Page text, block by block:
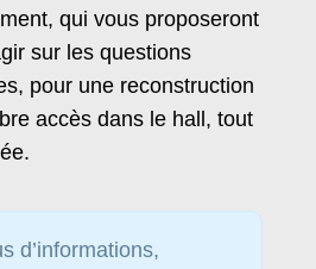
qui vous proposeront
sur les questions
pour une reconstruction
accès dans le hall, tout
d’informations,